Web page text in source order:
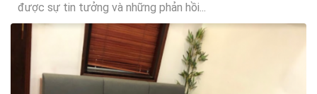
được sự tin tưởng và những phản hồi...